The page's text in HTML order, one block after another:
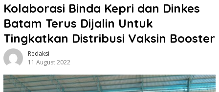
Kolaborasi Binda Kepri dan Dinkes
Batam Terus Dijalin Untuk
Tingkatkan Distribusi Vaksin Booster
Redaksi
11 August 2022